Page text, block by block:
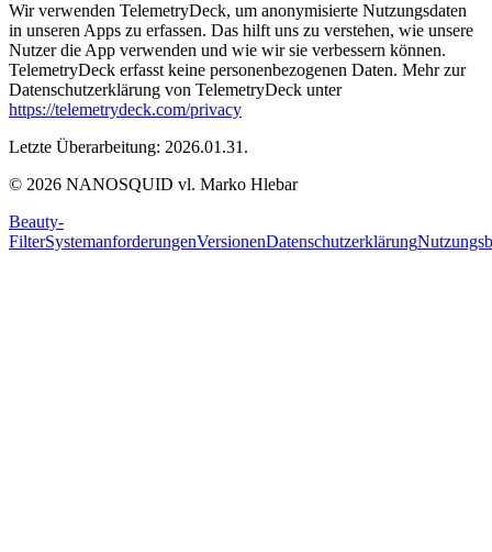
Wir verwenden TelemetryDeck, um anonymisierte Nutzungsdaten
in unseren Apps zu erfassen. Das hilft uns zu verstehen, wie unsere
Nutzer die App verwenden und wie wir sie verbessern können.
TelemetryDeck erfasst keine personenbezogenen Daten. Mehr zur
Datenschutzerklärung von TelemetryDeck unter
https://telemetrydeck.com/privacy
Letzte Überarbeitung: 2026.01.31.
© 2026 NANOSQUID vl. Marko Hlebar
Beauty-
FilterSystemanforderungenVersionenDatenschutzerklärung